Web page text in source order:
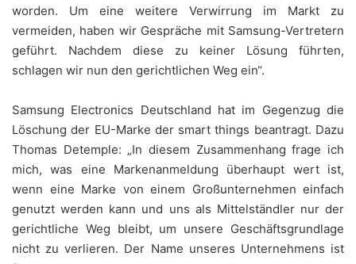
worden. Um eine weitere Verwirrung im Markt zu
vermeiden, haben wir Gespräche mit Samsung-Vertretern
geführt. Nachdem diese zu keiner Lösung führten,
schlagen wir nun den gerichtlichen Weg ein“.
Samsung Electronics Deutschland hat im Gegenzug die
Löschung der EU-Marke der smart things beantragt. Dazu
Thomas Detemple: „In diesem Zusammenhang frage ich
mich, was eine Markenanmeldung überhaupt wert ist,
wenn eine Marke von einem Großunternehmen einfach
genutzt werden kann und uns als Mittelständler nur der
gerichtliche Weg bleibt, um unsere Geschäftsgrundlage
nicht zu verlieren. Der Name unseres Unternehmens ist